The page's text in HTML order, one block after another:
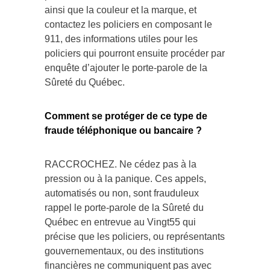
ainsi que la couleur et la marque, et
contactez les policiers en composant le
911, des informations utiles pour les
policiers qui pourront ensuite procéder par
enquête d’ajouter le porte-parole de la
Sûreté du Québec.
Comment se protéger de ce type de
fraude téléphonique ou bancaire ?
RACCROCHEZ. Ne cédez pas à la
pression ou à la panique. Ces appels,
automatisés ou non, sont frauduleux
rappel le porte-parole de la Sûreté du
Québec en entrevue au Vingt55 qui
précise que les policiers, ou représentants
gouvernementaux, ou des institutions
financières ne communiquent pas avec